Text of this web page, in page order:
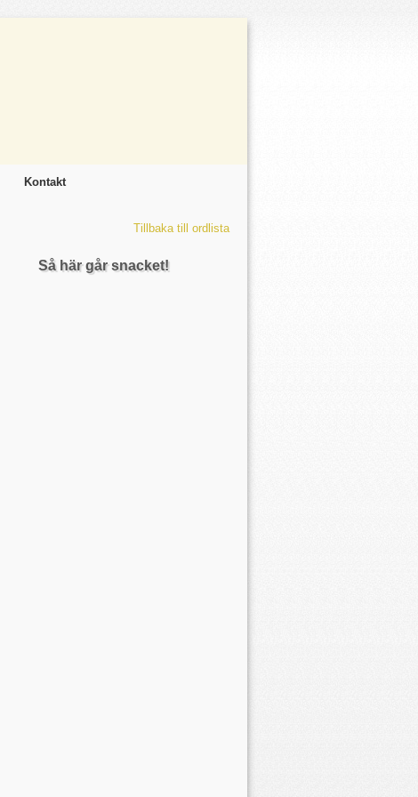
Kontakt
Tillbaka till ordlista
Så här går snacket!